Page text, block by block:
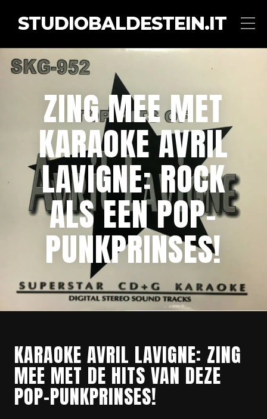
STUDIOBALDESTEIN.IT
ZING MEE MET
KARAOKE AVRIL
LAVIGNE: ROCK
ALS EEN POP-
PUNKPRINSES!
KARAOKE AVRIL LAVIGNE: ZING
MEE MET DE HITS VAN DEZE
POP-PUNKPRINSES!